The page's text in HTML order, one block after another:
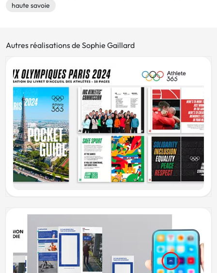
haute savoie
Autres réalisations de Sophie Gaillard